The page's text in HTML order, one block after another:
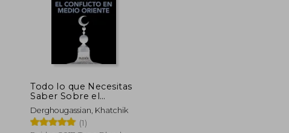
Todo lo que Necesitas
Saber Sobre el
Conflicto en Medio
Orie
Derghougassian, Khatchik
(1)